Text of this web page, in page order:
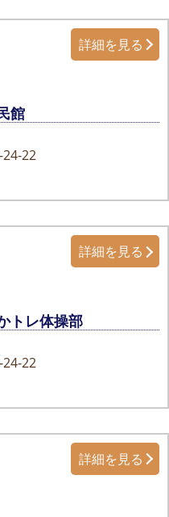
館
22
詳細を見る
トレ体操部
22
詳細を見る
詳細を見る